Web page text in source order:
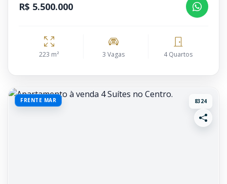
R$ 5.500.000
223 m² 3 Vagas 4 Quartos
FRENTE MAR 8324